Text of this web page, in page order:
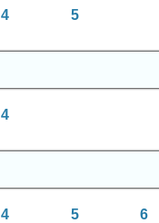
4 5
4
4 5 6